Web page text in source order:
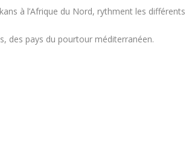
à l’Afrique du Nord, rythment les différents
des pays du pourtour méditerranéen.